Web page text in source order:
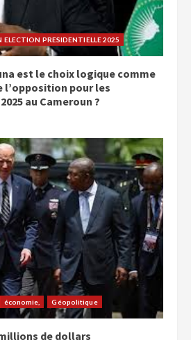
ELECTION PRESIDENTIELLE 2025
est le choix logique comme
l’opposition pour les
au Cameroun ?
économie, Géopolitique
de dollars